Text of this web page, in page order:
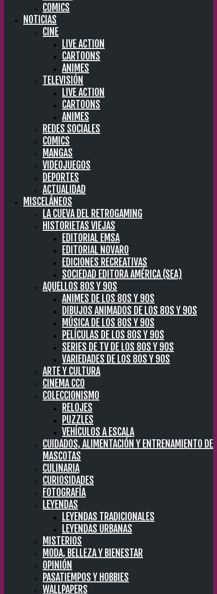
COMICS
NOTICIAS
CINE
LIVE ACTION
CARTOONS
ANIMES
TELEVISIÓN
LIVE ACTION
CARTOONS
ANIMES
REDES SOCIALES
COMICS
MANGAS
VIDEOJUEGOS
DEPORTES
ACTUALIDAD
MISCELÁNEOS
LA CUEVA DEL RETROGAMING
HISTORIETAS VIEJAS
EDITORIAL EMSA
EDITORIAL NOVARO
EDICIONES RECREATIVAS
SOCIEDAD EDITORA AMÉRICA (SEA)
AQUELLOS 80S Y 90S
ANIMES DE LOS 80S Y 90S
DIBUJOS ANIMADOS DE LOS 80S Y 90S
MÚSICA DE LOS 80S Y 90S
PELÍCULAS DE LOS 80S Y 90S
SERIES DE TV DE LOS 80S Y 90S
VARIEDADES DE LOS 80S Y 90S
ARTE Y CULTURA
CINEMA CC0
COLECCIONISMO
RELOJES
PUZZLES
VEHÍCULOS A ESCALA
CUIDADOS, ALIMENTACIÓN Y ENTRENAMIENTO DE
MASCOTAS
CULINARIA
CURIOSIDADES
FOTOGRAFÍA
LEYENDAS
LEYENDAS TRADICIONALES
LEYENDAS URBANAS
MISTERIOS
MODA, BELLEZA Y BIENESTAR
OPINIÓN
PASATIEMPOS Y HOBBIES
WALLPAPERS